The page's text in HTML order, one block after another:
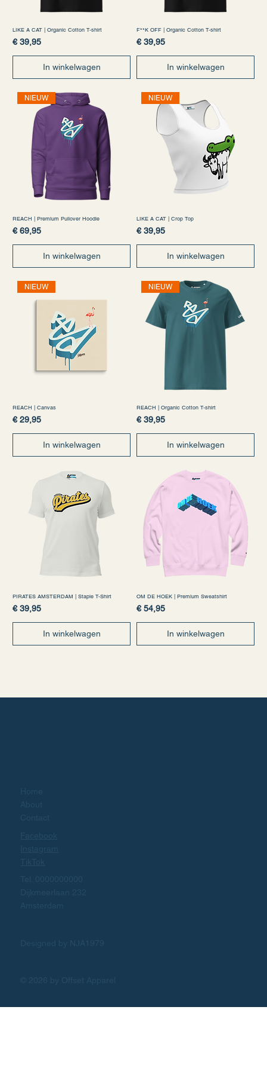
LIKE A CAT | Organic Cotton T-shirt
Prijs
€ 39,95
In winkelwagen
F**K OFF | Organic Cotton T-shirt
Prijs
€ 39,95
In winkelwagen
NIEUW
REACH | Premium Pullover Hoodie
Prijs
€ 69,95
In winkelwagen
NIEUW
LIKE A CAT | Crop Top
Prijs
€ 39,95
In winkelwagen
NIEUW
REACH | Canvas
Prijs
€ 29,95
In winkelwagen
NIEUW
REACH | Organic Cotton T-shirt
Prijs
€ 39,95
In winkelwagen
PIRATES AMSTERDAM | Staple T-Shirt
Prijs
€ 39,95
In winkelwagen
OM DE HOEK | Premium Sweatshirt
Prijs
€ 54,95
In winkelwagen